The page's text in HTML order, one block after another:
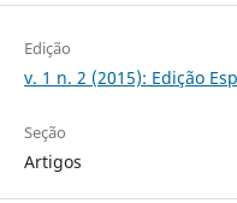
Edição
v. 1 n. 2 (2015): Edição
Seção
Artigos